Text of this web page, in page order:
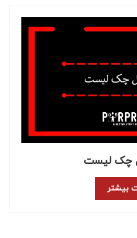
چک لیست
بیشتر